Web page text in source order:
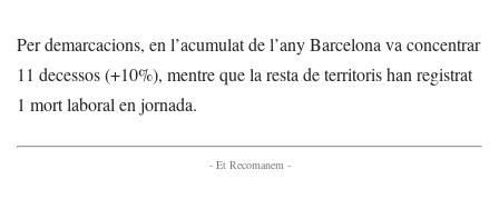
Per demarcacions, en l’acumulat de l’any Barcelona va concentrar
11 decessos (+10%), mentre que la resta de territoris han registrat
1 mort laboral en jornada.
- Et Recomanem -